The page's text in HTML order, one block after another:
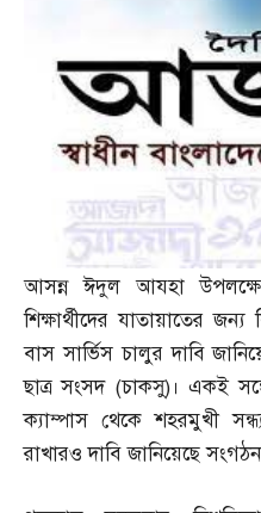
আসন্ন ঈদুল আযহা উপলক্ষে
শিক্ষার্থীদের যাতায়াতের
বাস সার্ভিস চালুর দাবি
ছাত্র সংসদ (চাকসু)। একই
ক্যাম্পাস থেকে শহরমুখী
রাখারও দাবি জানিয়েছে